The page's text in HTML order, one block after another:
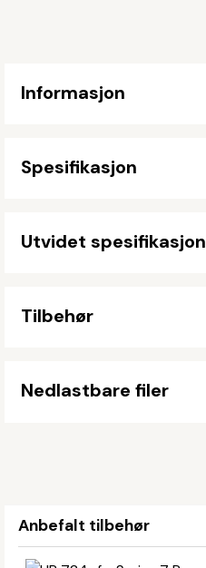
Informasjon
Spesifikasjon
Utvidet spesifikasjon
Tilbehør
Nedlastbare filer
Anbefalt tilbehør